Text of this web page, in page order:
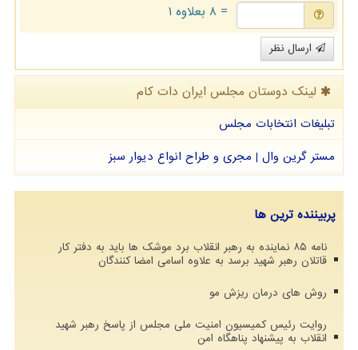
= ۸ بعلاوه ۱
ارسال نظر
لینک دوستان مجلس ایران دات كام
تبلیغات انتخابات مجلس
مستر گرین وال | مجری و طراح انواع دیوار سبز
پربیننده ترین ها
نامه ۸۵ نماینده به رهبر انقلاب برد موشک ها باید به دفتر کار
قاتلان رهبر شهید برسد به علاوه اسامی امضا کنندگان
روش های درمان ریزش مو
روایت رئیس کمیسیون امنیت ملی مجلس از پاسخ رهبر شهید
انقلاب به پیشنهاد پناهگاه امن